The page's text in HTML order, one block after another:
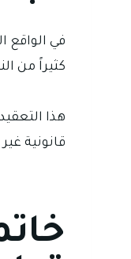
في الواقع
كثيراً من
هذا
قانونية